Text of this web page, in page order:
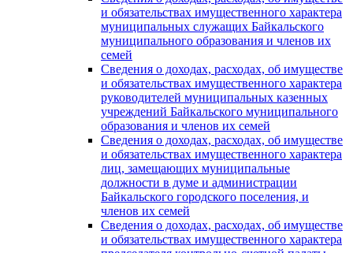
и обязательствах имущественного характера
муниципальных служащих Байкальского
муниципального образования и членов их
семей
Сведения о доходах, расходах, об имуществе
и обязательствах имущественного характера
руководителей муниципальных казенных
учреждений Байкальского муниципального
образования и членов их семей
Сведения о доходах, расходах, об имуществе
и обязательствах имущественного характера
лиц, замещающих муниципальные
должности в думе и администрации
Байкальского городского поселения, и
членов их семей
Сведения о доходах, расходах, об имуществе
и обязательствах имущественного характера